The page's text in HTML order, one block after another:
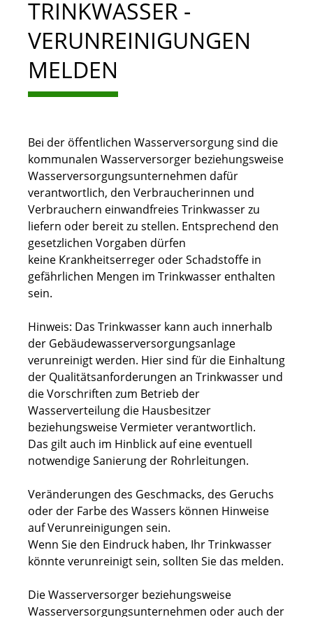
TRINKWASSER -
VERUNREINIGUNGEN
MELDEN
Bei der öffentlichen Wasserversorgung sind die
kommunalen Wasserversorger beziehungsweise
Wasserversorgungsunternehmen dafür
verantwortlich, den Verbraucherinnen und
Verbrauchern einwandfreies Trinkwasser zu
liefern oder bereit zu stellen. Entsprechend den
gesetzlichen Vorgaben dürfen
keine Krankheitserreger oder Schadstoffe in
gefährlichen Mengen im Trinkwasser enthalten
sein.
Hinweis: Das Trinkwasser kann auch innerhalb
der Gebäudewasserversorgungsanlage
verunreinigt werden. Hier sind für die Einhaltung
der Qualitätsanforderungen an Trinkwasser und
die Vorschriften zum Betrieb der
Wasserverteilung die Hausbesitzer
beziehungsweise Vermieter verantwortlich.
Das gilt auch im Hinblick auf eine eventuell
notwendige Sanierung der Rohrleitungen.
Veränderungen des Geschmacks, des Geruchs
oder der Farbe des Wassers können Hinweise
auf Verunreinigungen sein.
Wenn Sie den Eindruck haben, Ihr Trinkwasser
könnte verunreinigt sein, sollten Sie das melden.
Die Wasserversorger beziehungsweise
Wasserversorgungsunternehmen oder auch der